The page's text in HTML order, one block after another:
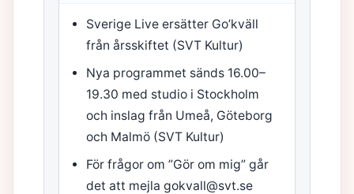
Sverige Live ersätter Go’kväll
från årsskiftet (SVT Kultur)
Nya programmet sänds 16.00–
19.30 med studio i Stockholm
och inslag från Umeå, Göteborg
och Malmö (SVT Kultur)
För frågor om ”Gör om mig” går
det att mejla gokvall@svt.se